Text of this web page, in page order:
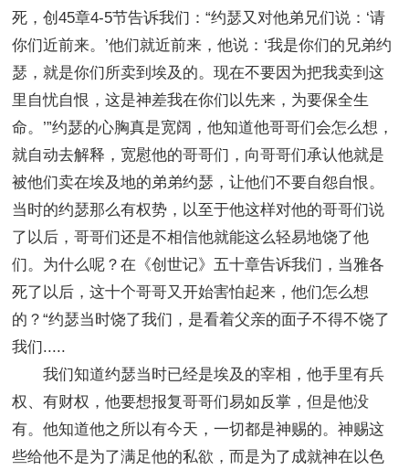
死，创45章4-5节告诉我们：“约瑟又对他弟兄们说：‘请
你们近前来。’他们就近前来，他说：‘我是你们的兄弟约
瑟，就是你们所卖到埃及的。现在不要因为把我卖到这
里自忧自恨，这是神差我在你们以先来，为要保全生
命。’”约瑟的心胸真是宽阔，他知道他哥哥们会怎么想，
就自动去解释，宽慰他的哥哥们，向哥哥们承认他就是
被他们卖在埃及地的弟弟约瑟，让他们不要自怨自恨。
当时的约瑟那么有权势，以至于他这样对他的哥哥们说
了以后，哥哥们还是不相信他就能这么轻易地饶了他
们。为什么呢？在《创世记》五十章告诉我们，当雅各
死了以后，这十个哥哥又开始害怕起来，他们怎么想
的？“约瑟当时饶了我们，是看着父亲的面子不得不饶了
我们.....
我们知道约瑟当时已经是埃及的宰相，他手里有兵
权、有财权，他要想报复哥哥们易如反掌，但是他没
有。他知道他之所以有今天，一切都是神赐的。神赐这
些给他不是为了满足他的私欲，而是为了成就神在以色